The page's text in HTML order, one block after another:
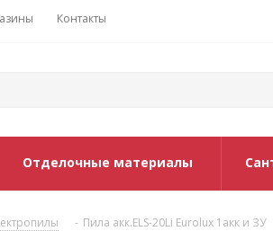
Контакты
Отделочные материалы
- Пила акк.ELS-20Li Eurolux 1акк и ЗУ